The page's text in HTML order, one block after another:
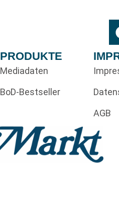
PRODUKTE
Mediadaten
BoD-Bestseller
AGB